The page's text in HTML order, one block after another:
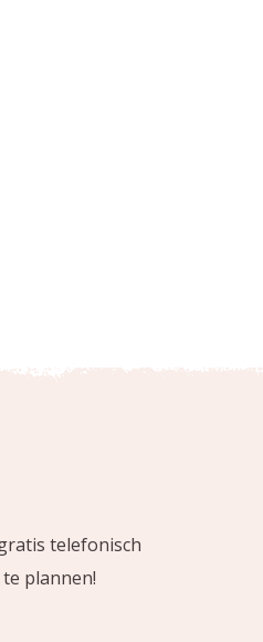
telefonisch
plannen!